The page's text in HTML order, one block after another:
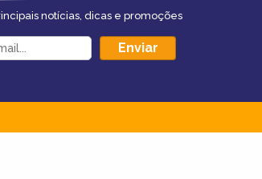
notícias, dicas e promoções